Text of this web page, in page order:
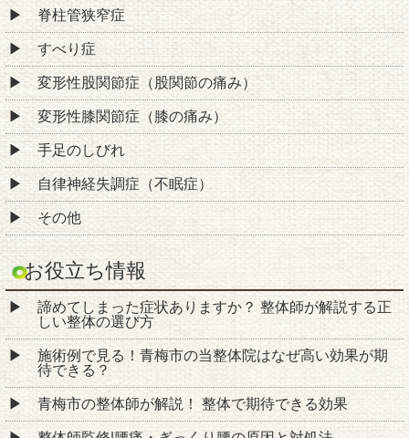
脊柱管狭窄症
すべり症
変形性股関節症（股関節の痛み）
変形性膝関節症（膝の痛み）
手足のしびれ
自律神経失調症（不眠症）
その他
お役立ち情報
諦めてしまった症状ありますか？ 整体師が解説する正
しい整体の選び方
施術例で見る！青梅市の当整体院はなぜ高い効果が期
待できる？
青梅市の整体師が解説！ 整体で期待できる効果